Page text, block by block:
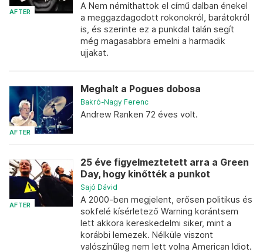
AFTER
A Nem némíthattok el című dalban énekel
a meggazdagodott rokonokról, barátokról
is, és szerinte ez a punkdal talán segít
még magasabbra emelni a harmadik
ujjakat.
AFTER
Meghalt a Pogues dobosa
Bakró-Nagy Ferenc
Andrew Ranken 72 éves volt.
AFTER
25 éve figyelmeztetett arra a Green
Day, hogy kinőtték a punkot
Sajó Dávid
A 2000-ben megjelent, erősen politikus és
sokfelé kísérletező Warning korántsem
lett akkora kereskedelmi siker, mint a
korábbi lemezek. Nélküle viszont
valószínűleg nem lett volna American Idiot.